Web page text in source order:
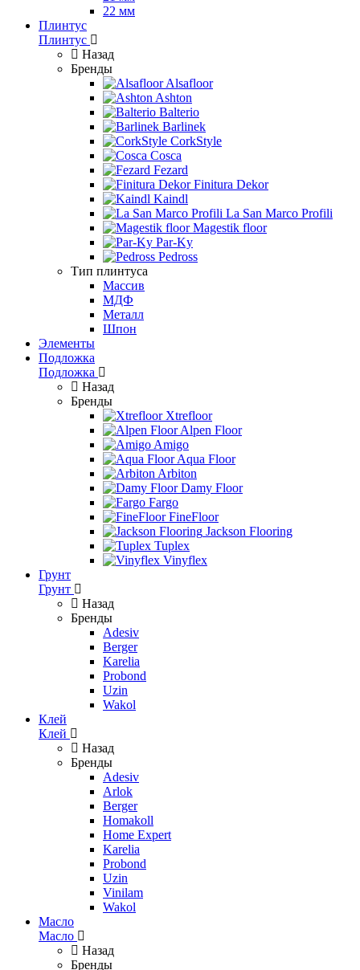
22 мм
Плинтус
Плинтус
Назад
Бренды
Alsafloor
Ashton
Balterio
Barlinek
CorkStyle
Cosca
Fezard
Finitura Dekor
Kaindl
La San Marco Profili
Magestik floor
Par-Ky
Pedross
Тип плинтуса
Массив
МДФ
Металл
Шпон
Элементы
Подложка
Подложка
Назад
Бренды
Xtrefloor
Alpen Floor
Amigo
Aqua Floor
Arbiton
Damy Floor
Fargo
FineFloor
Jackson Flooring
Tuplex
Vinyflex
Грунт
Грунт
Назад
Бренды
Adesiv
Berger
Karelia
Probond
Uzin
Wakol
Клей
Клей
Назад
Бренды
Adesiv
Arlok
Berger
Homakoll
Home Expert
Karelia
Probond
Uzin
Vinilam
Wakol
Масло
Масло
Назад
Бренды